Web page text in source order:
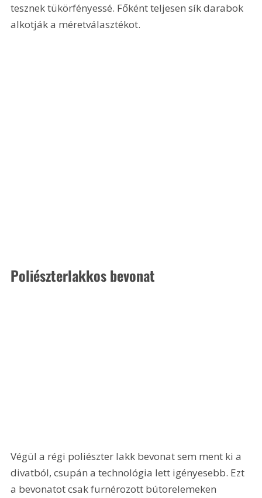
tesznek tükörfényessé. Főként teljesen sík darabok
alkotják a méretválasztékot.
Poliészterlakkos bevonat
Végül a régi poliészter lakk bevonat sem ment ki a
divatból, csupán a technológia lett igényesebb. Ezt
a bevonatot csak furnérozott bútorelemeken